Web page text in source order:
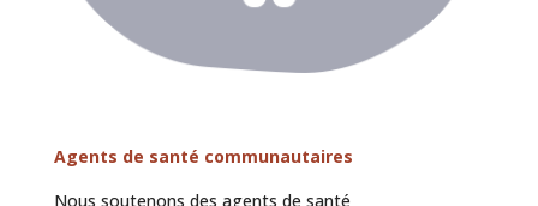
Agents de santé communautaires
Nous soutenons des agents de santé